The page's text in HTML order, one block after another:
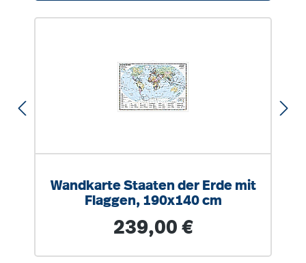
Wandkarte Staaten der Erde mit
Flaggen, 190x140 cm
Regulärer Preis:
239,00 €